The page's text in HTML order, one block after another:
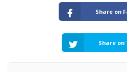
Share on
Share